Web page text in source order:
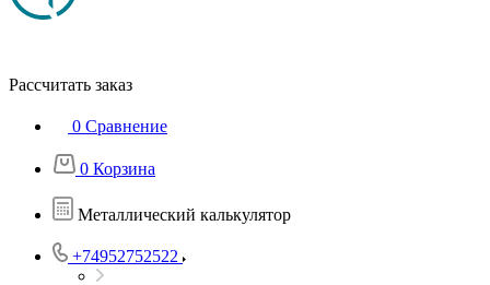
Рассчитать заказ
0 Сравнение
0 Корзина
Металлический калькулятор
+74952752522